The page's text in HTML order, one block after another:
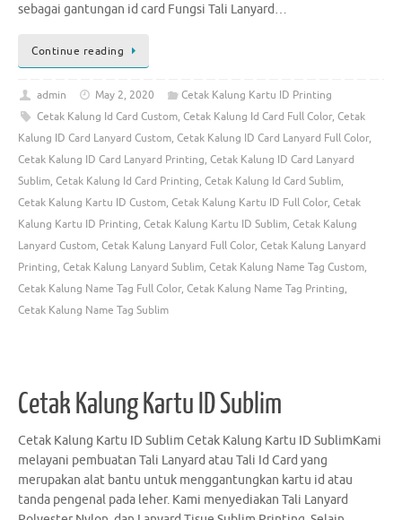
sebagai gantungan id card Fungsi Tali Lanyard…
Continue reading
admin May 2, 2020
Cetak Kalung Kartu ID Printing
Cetak Kalung Id Card Custom, Cetak Kalung Id Card Full Color, Cetak
Kalung ID Card Lanyard Custom, Cetak Kalung ID Card Lanyard Full Color,
Cetak Kalung ID Card Lanyard Printing, Cetak Kalung ID Card Lanyard
Sublim, Cetak Kalung Id Card Printing, Cetak Kalung Id Card Sublim,
Cetak Kalung Kartu ID Custom, Cetak Kalung Kartu ID Full Color, Cetak
Kalung Kartu ID Printing, Cetak Kalung Kartu ID Sublim, Cetak Kalung
Lanyard Custom, Cetak Kalung Lanyard Full Color, Cetak Kalung Lanyard
Printing, Cetak Kalung Lanyard Sublim, Cetak Kalung Name Tag Custom,
Cetak Kalung Name Tag Full Color, Cetak Kalung Name Tag Printing,
Cetak Kalung Name Tag Sublim
Cetak Kalung Kartu ID Sublim
Cetak Kalung Kartu ID Sublim Cetak Kalung Kartu ID SublimKami
melayani pembuatan Tali Lanyard atau Tali Id Card yang
merupakan alat bantu untuk menggantungkan kartu id atau
tanda pengenal pada leher. Kami menyediakan Tali Lanyard